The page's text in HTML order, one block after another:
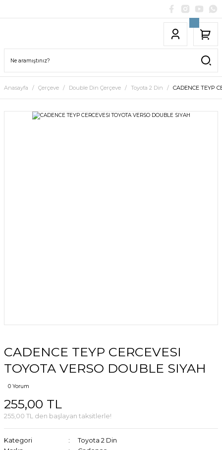
Anasayfa Çerçeve Double Din Çerçeve Toyota 2 Din CADENCE TEYP
CADENCE TEYP CERCEVESI
TOYOTA VERSO DOUBLE SIYAH
0 Yorum
255,00 TL
255,00 TL den başlayan taksitlerle!
Kategori
Toyota 2 Din